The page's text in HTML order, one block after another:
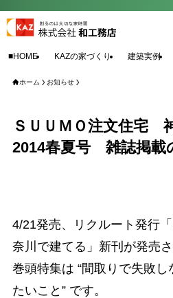
■HOME KAZの家づくり 建築実例
ホーム お知らせ
ＳＵＵＭＯ注文住宅
2014春夏号 雑誌掲載
4/21発売、リクルート発行
奈川で建てる」新刊が発売さ
巻頭特集は “間取りで失敗し
たいこと” です。